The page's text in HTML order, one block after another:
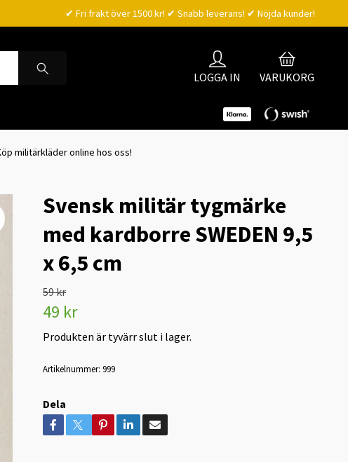
✔ Fri frakt över 1500 kr! ✔ Snabb leverans! ✔ Nöjda kunder!
LOGGA IN VARUKORG
militärkläder online hos oss!
Svensk militär tygmärke
med kardborre SWEDEN 9,5
x 6,5 cm
59 kr
49 kr
Produkten är tyvärr slut i lager.
Artikelnummer: 999
Dela